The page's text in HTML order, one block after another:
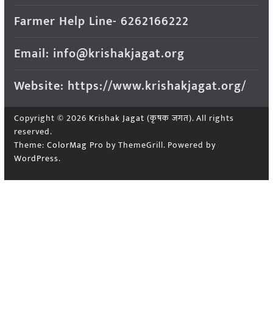
Farmer Help Line- 6262166222
Email: info@krishakjagat.org
Website: https://www.krishakjagat.org/
Copyright © 2026 Krishak Jagat (कृषक जगत). All rights
reserved.
Theme: ColorMag Pro by ThemeGrill. Powered by
WordPress.